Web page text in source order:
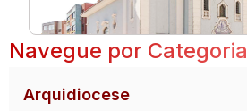
Navegue por Categoria
Arquidiocese